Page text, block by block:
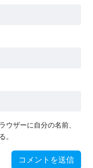
ウザーに自分の名前、
。